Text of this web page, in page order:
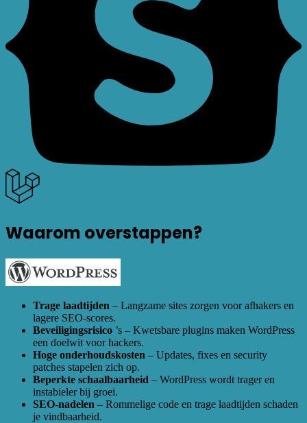
Waarom overstappen?
Trage laadtijden – Langzame sites zorgen voor afhakers en
lagere SEO-scores.
Beveiligingsrisico ’s – Kwetsbare plugins maken WordPress
een doelwit voor hackers.
Hoge onderhoudskosten – Updates, fixes en security
patches stapelen zich op.
Beperkte schaalbaarheid – WordPress wordt trager en
instabieler bij groei.
SEO-nadelen – Rommelige code en trage laadtijden schaden
je vindbaarheid.